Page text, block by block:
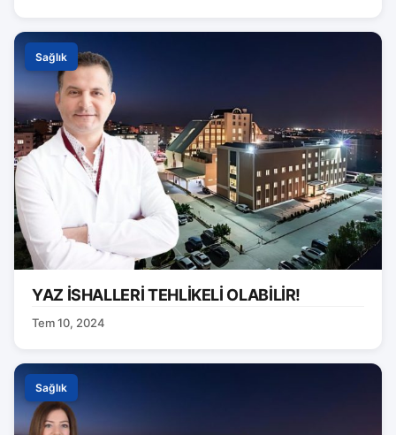
Sağlık
YAZ İSHALLERİ TEHLİKELİ OLABİLİR!
Tem 10, 2024
Sağlık